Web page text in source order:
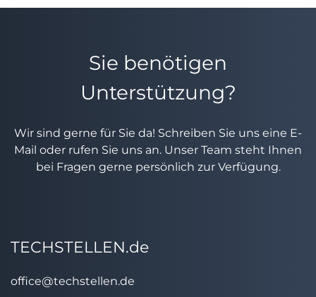
Sie benötigen
Unterstützung?
Wir sind gerne für Sie da! Schreiben Sie uns eine E-
Mail oder rufen Sie uns an. Unser Team steht Ihnen
bei Fragen gerne persönlich zur Verfügung.
TECHSTELLEN.de
office@techstellen.de